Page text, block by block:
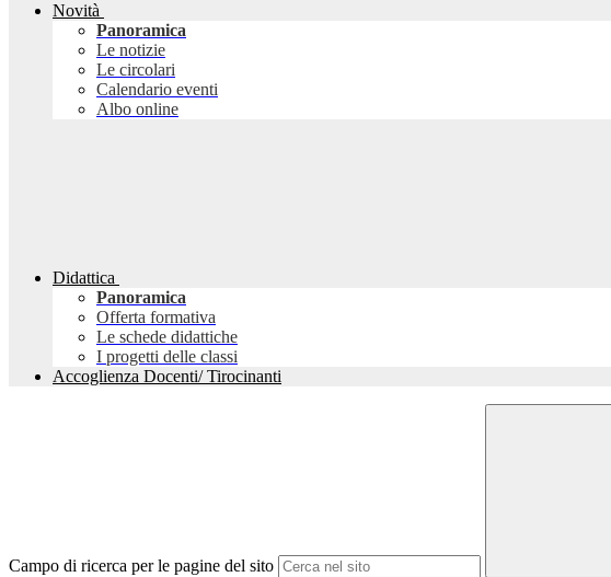
Novità
Panoramica
Le notizie
Le circolari
Calendario eventi
Albo online
Didattica
Panoramica
Offerta formativa
Le schede didattiche
I progetti delle classi
Accoglienza Docenti/ Tirocinanti
Campo di ricerca per le pagine del sito